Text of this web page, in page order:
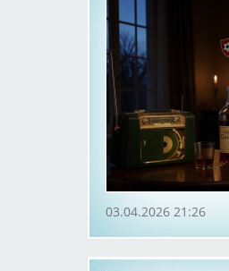
03.04.2026 21:26